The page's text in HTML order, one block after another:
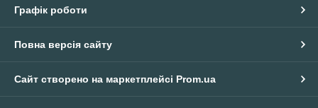
Графік роботи
Повна версія сайту
Сайт створено на маркетплейсі Prom.ua